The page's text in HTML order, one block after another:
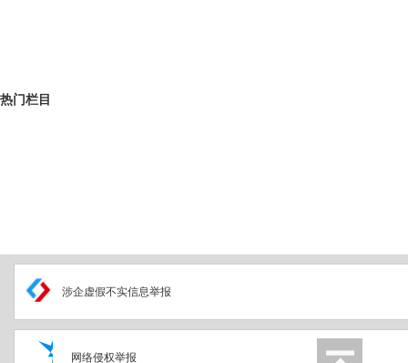
热门栏目
涉企虚假不实信息举报
网络侵权举报